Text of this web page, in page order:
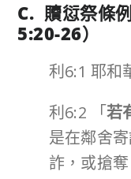
C. 贖愆祭條
5:20-26）
利6:1 耶和
利6:2 「若
是在鄰舍
詐，或搶